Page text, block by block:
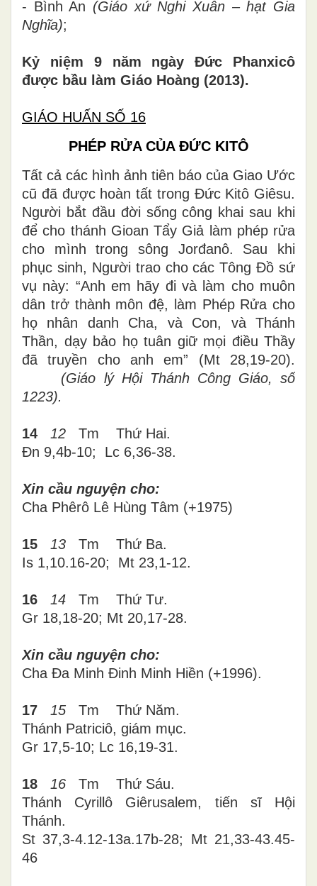
- Bình An (Giáo xứ Nghi Xuân – hạt Gia
Nghĩa);
Kỷ niệm 9 năm ngày Đức Phanxicô
được bầu làm Giáo Hoàng (2013).
GIÁO HUẤN SỐ 16
PHÉP RỬA CỦA ĐỨC KITÔ
Tất cả các hình ảnh tiên báo của Giao Ước
cũ đã được hoàn tất trong Đức Kitô Giêsu.
Người bắt đầu đời sống công khai sau khi
để cho thánh Gioan Tẩy Giả làm phép rửa
cho mình trong sông Jorđanô. Sau khi
phục sinh, Người trao cho các Tông Đồ sứ
vụ này: “Anh em hãy đi và làm cho muôn
dân trở thành môn đệ, làm Phép Rửa cho
họ nhân danh Cha, và Con, và Thánh
Thần, dạy bảo họ tuân giữ mọi điều Thầy
đã truyền cho anh em” (Mt 28,19-20).
(Giáo lý Hội Thánh Công Giáo, số
1223).
14 12 Tm Thứ Hai.
Đn 9,4b-10; Lc 6,36-38.
Xin cầu nguyện cho:
ChaPhêrô Lê Hùng Tâm (+1975)
15 13 Tm Thứ Ba.
Is 1,10.16-20; Mt 23,1-12.
16 14
Tm Thứ Tư.
Gr 18,18-20; Mt 20,17-28.
Xin cầu nguyện cho:
ChaĐa Minh Đinh Minh Hiền (+1996).
17 15 Tm Thứ Năm.
Thánh Patriciô, giám mục.
Gr 17,5-10; Lc 16,19-31.
18 16 Tm Thứ Sáu.
Thánh Cyrillô Giêrusalem, tiến sĩ Hội
Thánh.
St 37,3-4.12-13a.17b-28; Mt 21,33-43.45-
46